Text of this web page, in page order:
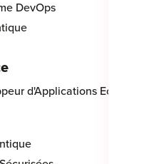
DevOps
d'Applications Eco-